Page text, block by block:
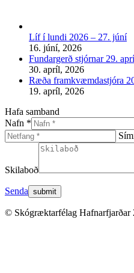
Líf í lundi 2026 – 27. júní
16. júní, 2026
Fundargerð stjórnar 29.
30. apríl, 2026
Ræða framkvæmdastjóra
19. apríl, 2026
Hafa samband
Nafn *
Skilaboð
Senda
© Skógræktarfélag Hafnarfjarðar